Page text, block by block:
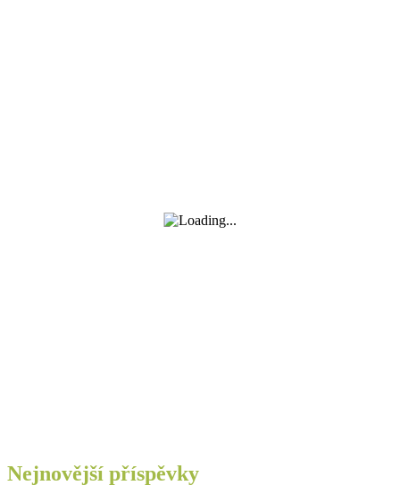
Nejnovější příspěvky